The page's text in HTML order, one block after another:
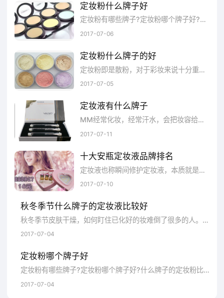
品牌,全球比较大的透明质酸生产和研发基地之
一,山东福瑞达医药集团公司)
10.玛丽艳(完美旗下专业化妆品品牌,国内
较具知名的美容护肤化妆品品牌,大型日用品企
业,完美(中国)有限公司)
来源 品牌网 转载请注明出处
定妆粉什么牌子好
定妆粉有哪些牌子?定妆粉哪个牌子好?什么牌子的定妆粉口碑比较好?下面，品牌网小编就来为大家盘点那些比较受欢迎、销量比较好的定妆...
2017-07-06
定妆粉什么牌子的好
定妆粉即是散粉，对于彩妆来说十分重要刷好定妆粉，就代表妆容完成。那么，现在都有哪些好的定妆粉呢?定妆粉什么牌子的好?下面，小编就...
2017-07-05
定妆液有什么牌子
MM经常化妆，经常汗水，会把妆容给弄花，因此需要使用定妆液，市场上产品堆积，那么，什么牌子定妆液好用，随小编看看!www.CHInapp.Com...
2017-07-11
十大安瓶定妆液品牌排名
定妆液也称瞬间修护定妆液，本质就是定妆安瓶，由于其特殊的功效，又称为化妆界的液体黄金。深受化妆师的青睐，可以说是化妆师的必备武...
2017-07-10
秋冬季节什么牌子的定妆液比较好
秋冬季节皮肤干燥，如何盯住已化好的妆难倒了很多的人。今天小编就为大家介绍国内比较好的定妆液品牌，为大家在秋冬季节解决容易脱妆的困...
2017-07-04
定妆粉哪个牌子好
定妆粉有哪些牌子?定妆粉哪个牌子好?什么牌子的定妆粉比较受欢迎?下面，品牌网小编就来为大家盘点那些销量比较好的定妆粉品牌排行...
2017-07-04